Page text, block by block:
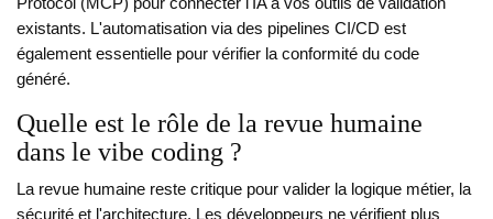
Protocol (MCP) pour connecter l'IA à vos outils de validation
existants. L'automatisation via des pipelines CI/CD est
également essentielle pour vérifier la conformité du code
généré.
Quelle est le rôle de la revue humaine
dans le vibe coding ?
La revue humaine reste critique pour valider la logique métier, la
sécurité et l'architecture. Les développeurs ne vérifient plus